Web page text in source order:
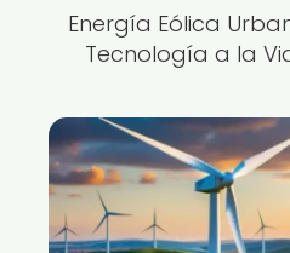
Energía Eólica
Tecnología a la